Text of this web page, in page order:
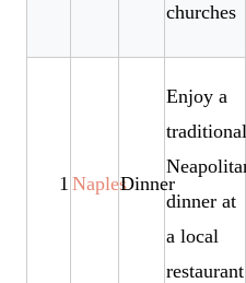
churches
1 NaplesDinner
Enjoy a
traditional
dinner at
a local
restaurant